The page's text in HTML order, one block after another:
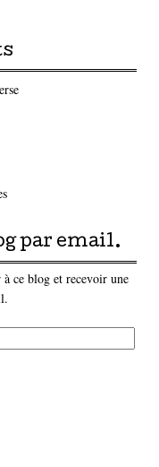
par email.
ce blog et recevoir une